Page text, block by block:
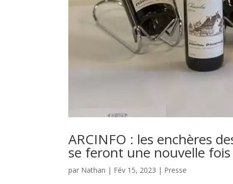
ARCINFO : les enchères
se feront une nouvelle
par Nathan | Fév 15, 2023 | Presse